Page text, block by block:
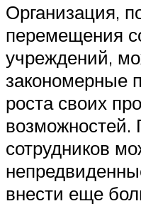
Организация,
перемещения
учреждений,
закономерные
роста своих
сотрудников
внести еще